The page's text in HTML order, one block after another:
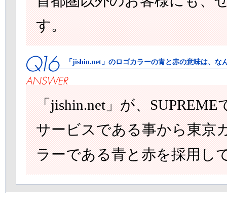
す。
「jishin.net」のロゴカラーの青と赤の意味は、な
「jishin.net」が、
サービスである事から東京
ラーである青と赤を採用し